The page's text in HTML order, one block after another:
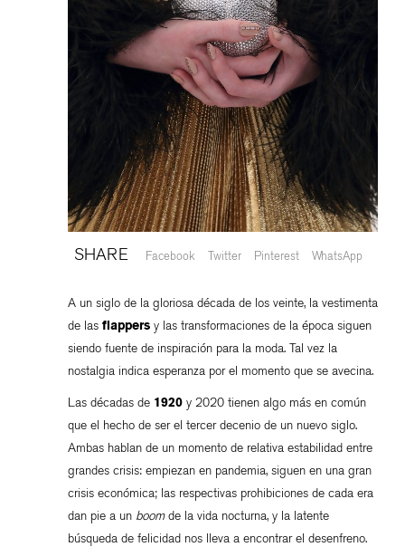
SHARE Facebook Twitter Pinterest WhatsApp
A un siglo de la gloriosa década de los veinte, la vestimenta
de lasflappers y las transformaciones de la época siguen
siendo fuente de inspiración para la moda. Tal vez la
nostalgia indica esperanza por el momento que se avecina.
Las décadas de 1920y 2020 tienen algo más en común
que el hecho de ser el tercer decenio de un nuevo siglo.
Ambas hablan de un momento de relativa estabilidad entre
grandes crisis: empiezan en pandemia, siguen en una gran
crisis económica; las respectivas prohibiciones de cada era
dan pie a un boomde la vida nocturna, y la latente
búsqueda de felicidad nos lleva a encontrar el desenfreno.